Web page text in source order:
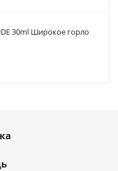
30ml Широкое горло